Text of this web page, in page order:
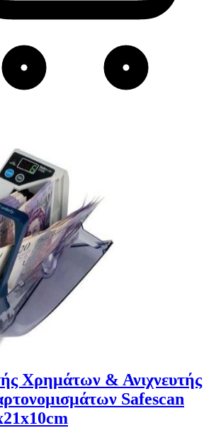
Χρημάτων & Ανιχνευτής
Safescan